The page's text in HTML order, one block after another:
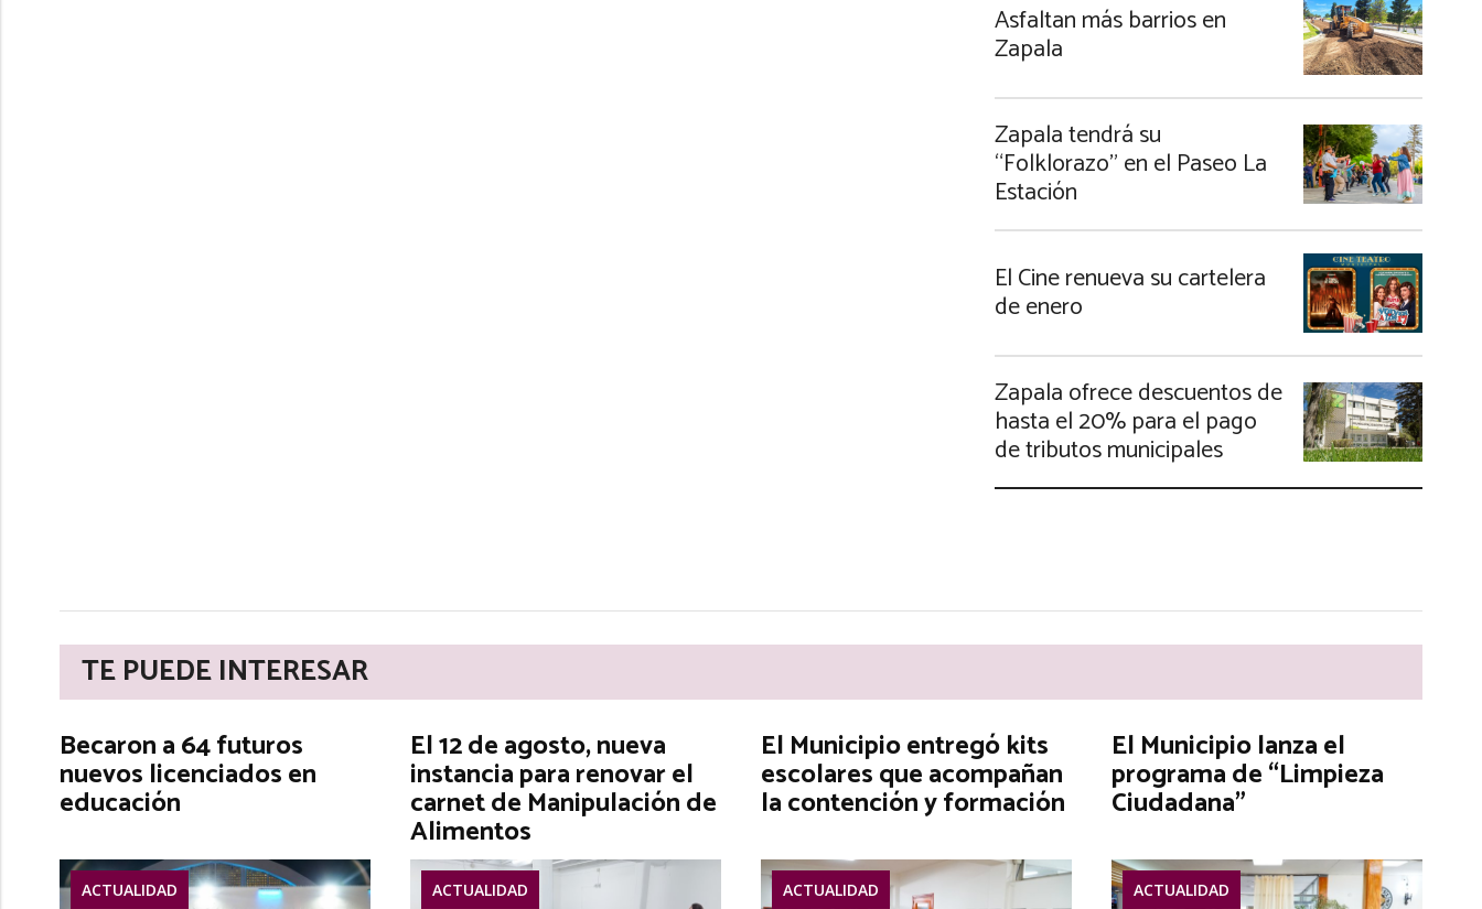
Asfaltan más barrios en
Zapala
Zapala tendrá su
“Folklorazo” en el Paseo La
Estación
El Cine renueva su cartelera
de enero
Zapala ofrece descuentos de
hasta el 20% para el pago
de tributos municipales
TE PUEDE INTERESAR
Becaron a 64 futuros
nuevos licenciados en
educación
ACTUALIDAD
El 12 de agosto, nueva
instancia para renovar el
carnet de Manipulación de
Alimentos
ACTUALIDAD
El Municipio entregó kits
escolares que acompañan
la contención y formación
ACTUALIDAD
El Municipio lanza el
programa de “Limpieza
Ciudadana”
ACTUALIDAD